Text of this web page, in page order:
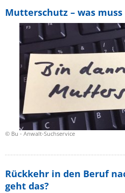
© Bu - Anwalt-Suchservice
Mutterschutz – was
Rückkehr in den Beruf
geht das?